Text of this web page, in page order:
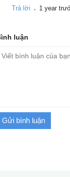
Trả lời . 1 year
luận
Gửi bình luận